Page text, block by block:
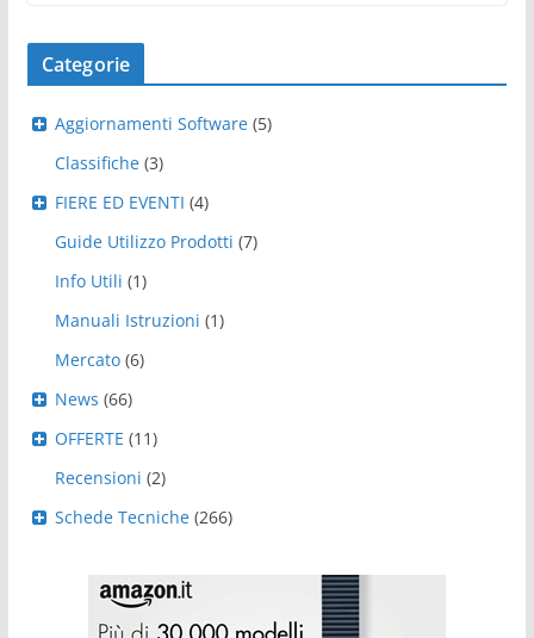
Categorie
Aggiornamenti Software (5)
Classifiche (3)
FIERE ED EVENTI (4)
Guide Utilizzo Prodotti (7)
Info Utili (1)
Manuali Istruzioni (1)
Mercato (6)
News (66)
OFFERTE (11)
Recensioni (2)
Schede Tecniche (266)